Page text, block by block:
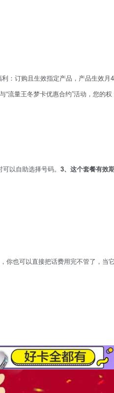
：订购且生效指定产品，产品生效月4
“流量王冬梦卡优惠合约”活动，您的权
以自助选择号码。 3、这个套餐有效
你也可以直接把话费用完不管了，当